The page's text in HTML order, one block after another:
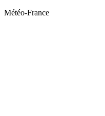
Météo-France